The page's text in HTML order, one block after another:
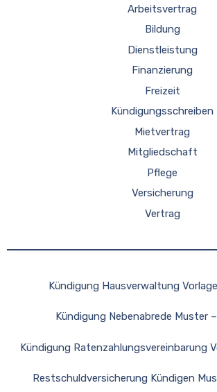
Arbeitsvertrag
Bildung
Dienstleistung
Finanzierung
Freizeit
Kündigungsschreiben
Mietvertrag
Mitgliedschaft
Pflege
Versicherung
Vertrag
Kündigung Hausverwaltung
Kündigung Nebenabrede Muster
Kündigung Ratenzahlungsvereinbarung
Restschuldversicherung Kündigen